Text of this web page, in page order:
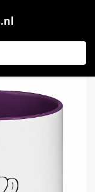
– Cadeau – Accessoires – koffiemok – 350 ML inhoud